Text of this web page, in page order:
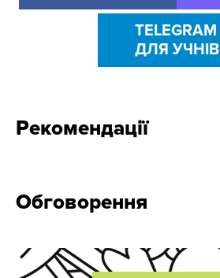
TELEGRAM
ДЛЯ УЧНІВ
Рекомендації
Обговорення